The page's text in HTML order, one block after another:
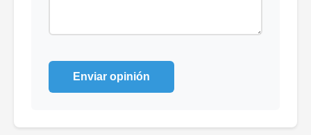
Enviar opinión